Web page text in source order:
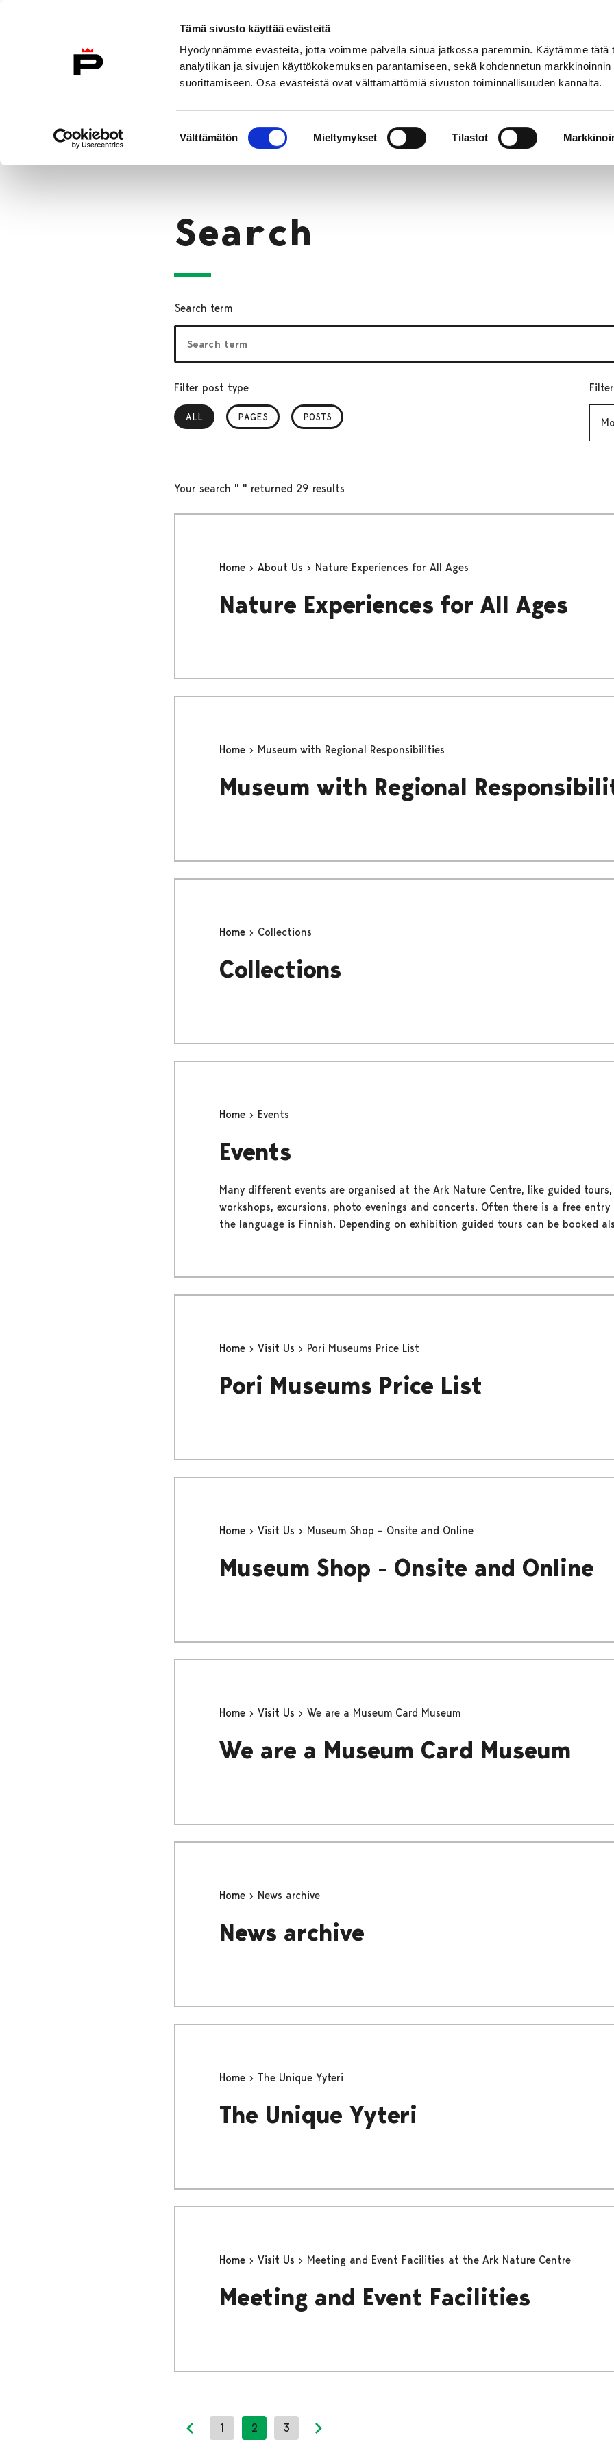
Tämä sivusto käyttää evästeitä
Hyödynnämme evästeitä, jotta voimme palvella sinua jatkossa paremmin. Käytämme tätä
analytiikan ja sivujen käyttökokemuksen parantamiseen, sekä kohdennetun markkinoinnin
suorittamiseen. Osa evästeistä ovat välttämättömiä sivuston toiminnallisuuden kannalta.
valinta
Välttämätön Mieltymykset Tilastot
To Home Page
Home
Search
Search
Search term
Filter post type
ALL
, SELECTEDPAGES POSTS
Your search " " returned 29 results
Home About Us Nature Experiences for All Ages
Nature Experiences for All Ages
Home Museum with Regional Responsibilities
Museum with Regional
Home Collections
Collections
Home Events
Events
Many different events are organised at the Ark Nature Centre, like guided
workshops, excursions, photo evenings and concerts. Often there is a free
the language is Finnish. Depending on exhibition guided tours can be booked
Home Visit Us Pori Museums Price List
Pori Museums Price List
Home Visit Us Museum Shop – Onsite and Online
Museum Shop - Onsite and Online
Home Visit Us We are a Museum Card Museum
We are a Museum Card Museum
Home News archive
News archive
Home The Unique Yyteri
The Unique Yyteri
Home Visit Us Meeting and Event Facilities at the Ark Nature Centre
Meeting and Event Facilities
Previous page
1 2 3